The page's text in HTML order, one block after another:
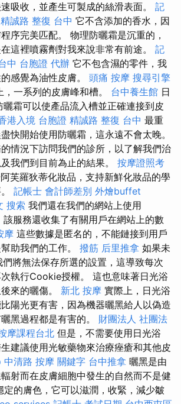
吸收，並產生可製成的絲滑表面。 記
精誠路 整復 台中 它不含添加的香水，因
序完美匹配。 物理防曬霜是沉重的，
這裡噴霧劑對我來說非常有前途。 記
中 台胞證 代辦 它不包含濕的零件，我
感覺為油性皮膚。 頭痛 按摩 搜尋引擎
一系列的皮膚峰和槽。 台中養生館 日
霜可以使產品流入槽並正確連接到皮
港入境 台胞證 精誠路 整復 台中 最重
快開始使用防曬霜，這永遠不會太晚。
情況下訪問我們的診所，以了解我們治
我們到目前為止的結果。 按摩證照考
芙羅狄蒂化妝品，支持新鮮化妝品的學
記帳士 會計師差別 外燴buffet
搜索 我們還在我們的網站上使用
服務還收集了有關用戶在網站上的數
摩 這些數據是匿名的，不能鏈接到用戶
助我們的工作。 撥筋 后里推拿 如果未
將無法保存所選的設置，這導致每次
執行Cookie授權。 這也意味著日光浴
來的曬傷。 新北 按摩 實際上，日光浴
陽光更有害，因為機器曬黑給人以偽造
黑過程都是有害的。 財團法人 社團法
摩課程台北 但是，不需要使用日光浴
建議使用光敏藥物來治療痤瘡和其他皮
中清路 按摩 關鍵字 台中推拿 曬黑是由
射而在皮膚細胞中發生的自然而不是健
定的膚色，它可以滋潤，收緊，減少皺